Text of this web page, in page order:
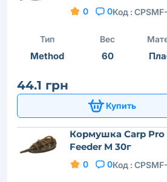
0 0Код :
Тип
Method
Вес
60
44.1 грн
Купить
Кормушка Carp Pro
Feeder M 30г
0 0Код :